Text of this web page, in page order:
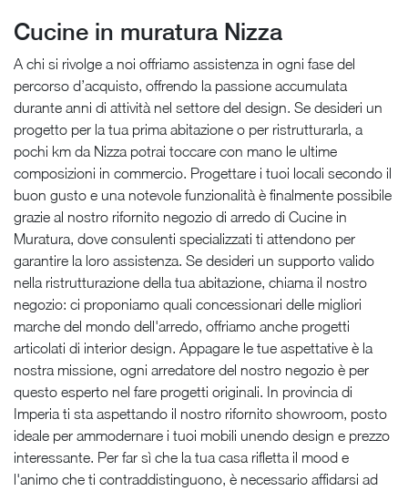
Cucine in muratura Nizza
A chi si rivolge a noi offriamo assistenza in ogni fase del
percorso d’acquisto, offrendo la passione accumulata
durante anni di attività nel settore del design. Se desideri un
progetto per la tua prima abitazione o per ristrutturarla, a
pochi km da Nizza potrai toccare con mano le ultime
composizioni in commercio. Progettare i tuoi locali secondo il
buon gusto e una notevole funzionalità è finalmente possibile
grazie al nostro rifornito negozio di arredo di Cucine in
Muratura, dove consulenti specializzati ti attendono per
garantire la loro assistenza. Se desideri un supporto valido
nella ristrutturazione della tua abitazione, chiama il nostro
negozio: ci proponiamo quali concessionari delle migliori
marche del mondo dell'arredo, offriamo anche progetti
articolati di interior design. Appagare le tue aspettative è la
nostra missione, ogni arredatore del nostro negozio è per
questo esperto nel fare progetti originali. In provincia di
Imperia ti sta aspettando il nostro rifornito showroom, posto
ideale per ammodernare i tuoi mobili unendo design e prezzo
interessante. Per far sì che la tua casa rifletta il mood e
l'animo che ti contraddistinguono, è necessario affidarsi ad